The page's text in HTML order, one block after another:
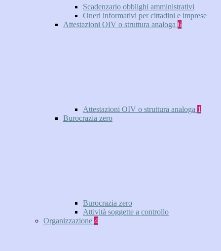
Scadenzario obblighi amministrativi
Oneri informativi per cittadini e imprese
Attestazioni OIV o struttura analoga 6
Attestazioni OIV o struttura analoga 1
Burocrazia zero
Burocrazia zero
Attività soggette a controllo
Organizzazione 4